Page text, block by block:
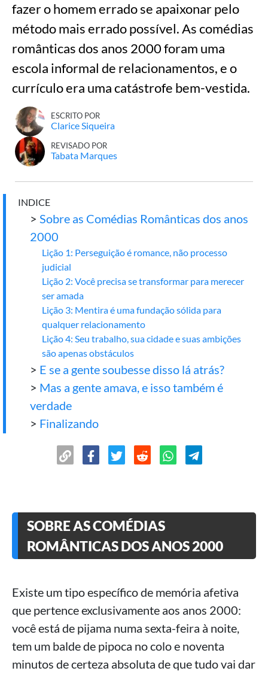
fazer o homem errado se apaixonar pelo
método mais errado possível. As comédias
românticas dos anos 2000 foram uma
escola informal de relacionamentos, e o
currículo era uma catástrofe bem-vestida.
ESCRITO POR
Clarice Siqueira
REVISADO POR
Tabata Marques
INDICE
> Sobre as Comédias Românticas dos anos
2000
Lição 1: Perseguição é romance, não processo
judicial
Lição 2: Você precisa se transformar para merecer
ser amada
Lição 3: Mentira é uma fundação sólida para
qualquer relacionamento
Lição 4: Seu trabalho, sua cidade e suas ambições
são apenas obstáculos
> E se a gente soubesse disso lá atrás?
> Mas a gente amava, e isso também é
verdade
> Finalizando
SOBRE AS COMÉDIAS
ROMÂNTICAS DOS ANOS 2000
Existe um tipo específico de memória afetiva
que pertence exclusivamente aos anos 2000:
você está de pijama numa sexta-feira à noite,
tem um balde de pipoca no colo e noventa
minutos de certeza absoluta de que tudo vai dar